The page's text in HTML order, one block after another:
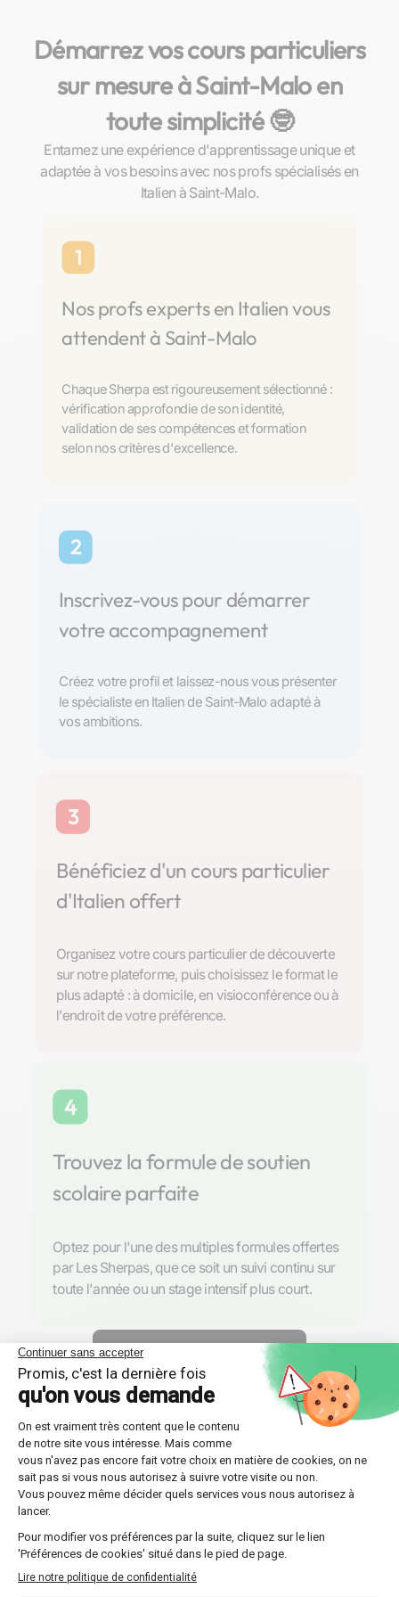
Démarrez vos cours particuliers
sur mesure à Saint-Malo en
toute simplicité 🤓​
Entamez une expérience d'apprentissage unique et
adaptée à vos besoins avec nos profs spécialisés en
Italien à Saint-Malo.
1
Nos profs experts en Italien vous
attendent à Saint-Malo
Chaque Sherpa est rigoureusement sélectionné :
vérification approfondie de son identité,
validation de ses compétences et formation
selon nos critères d'excellence.
2
Inscrivez-vous pour démarrer
votre accompagnement
Créez votre profil et laissez-nous vous présenter
le spécialiste en Italien de Saint-Malo adapté à
vos ambitions.
3
Bénéficiez d'un cours particulier
d'Italien offert
Organisez votre cours particulier de découverte
sur notre plateforme, puis choisissez le format le
plus adapté : à domicile, en visioconférence ou à
l'endroit de votre préférence.
4
Trouvez la formule de soutien
scolaire parfaite
Optez pour l'une des multiples formules offertes
par Les Sherpas, que ce soit un suivi continu sur
toute l'année ou un stage intensif plus court.
Découvrir nos professeurs
Réponses aux questions
posées par nos futurs élèves
🔍